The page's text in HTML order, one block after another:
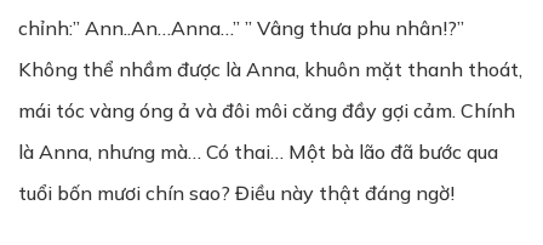
chỉnh:” Ann..An…Anna…” ” Vâng thưa phu nhân!?”
Không thể nhầm được là Anna, khuôn mặt thanh thoát,
mái tóc vàng óng ả và đôi môi căng đầy gợi cảm. Chính
là Anna, nhưng mà… Có thai… Một bà lão đã bước qua
tuổi bốn mươi chín sao? Điều này thật đáng ngờ!